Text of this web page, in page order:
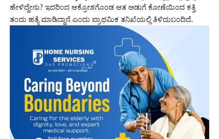
ಹೇಳಿದ್ದೇನು? ಇದರಿಂದ ಆಕ್ರೋಶಗೊಂಡ ಆತ ಅಡುಗೆ ಕೋಣೆಯಿಂದ ಕತ್ತಿ
ತಂದು ಹತ್ಯೆ ಮಾಡಿದ್ದಾನೆ ಎಂದು ಪ್ರಾಥಮಿಕ ತನಿಖೆಯಲ್ಲಿ ತಿಳಿದುಬಂದಿದೆ.